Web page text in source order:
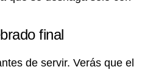
final
de servir. Verás que el